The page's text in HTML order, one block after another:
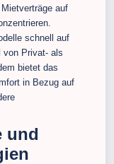
auf
schnell auf
von Privat- als
bietet das
in Bezug auf
und